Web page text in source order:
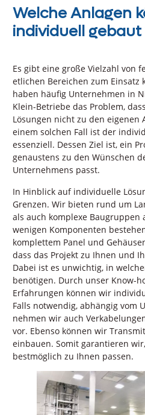
Welche Anlagen
individuell gebaut
Es gibt eine große Vielzahl von
etlichen Bereichen zum Einsatz
haben häufig Unternehmen in
Klein-Betriebe das Problem,
Lösungen nicht zu den eigenen
einem solchen Fall ist der
essenziell. Dessen Ziel ist, ein
genaustens zu den Wünschen
Unternehmens passt.
In Hinblick auf individuelle
Grenzen. Wir bieten rund um
als auch komplexe Baugruppen
wenigen Komponenten
komplettem Panel und
dass das Projekt zu Ihnen und
Dabei ist es unwichtig, in
benötigen. Durch unser Know-
Erfahrungen können wir
Falls notwendig, abhängig vom
nehmen wir auch
vor. Ebenso können wir
einbauen. Somit garantieren
bestmöglich zu Ihnen passen.